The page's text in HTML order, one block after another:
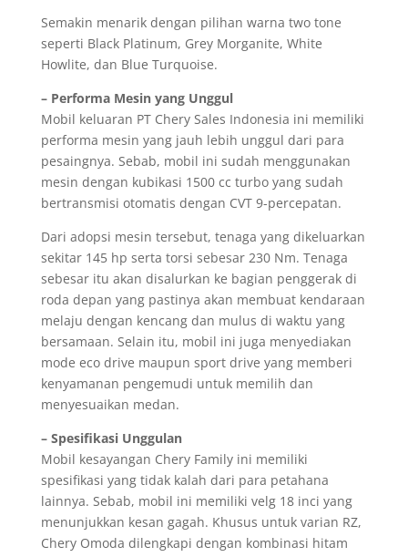
Semakin menarik dengan pilihan warna two tone
seperti Black Platinum, Grey Morganite, White
Howlite, dan Blue Turquoise.
– Performa Mesin yang Unggul
Mobil keluaran PT Chery Sales Indonesia ini memiliki
performa mesin yang jauh lebih unggul dari para
pesaingnya. Sebab, mobil ini sudah menggunakan
mesin dengan kubikasi 1500 cc turbo yang sudah
bertransmisi otomatis dengan CVT 9-percepatan.
Dari adopsi mesin tersebut, tenaga yang dikeluarkan
sekitar 145 hp serta torsi sebesar 230 Nm. Tenaga
sebesar itu akan disalurkan ke bagian penggerak di
roda depan yang pastinya akan membuat kendaraan
melaju dengan kencang dan mulus di waktu yang
bersamaan. Selain itu, mobil ini juga menyediakan
mode eco drive maupun sport drive yang memberi
kenyamanan pengemudi untuk memilih dan
menyesuaikan medan.
– Spesifikasi Unggulan
Mobil kesayangan Chery Family ini memiliki
spesifikasi yang tidak kalah dari para petahana
lainnya. Sebab, mobil ini memiliki velg 18 inci yang
menunjukkan kesan gagah. Khusus untuk varian RZ,
Chery Omoda dilengkapi dengan kombinasi hitam